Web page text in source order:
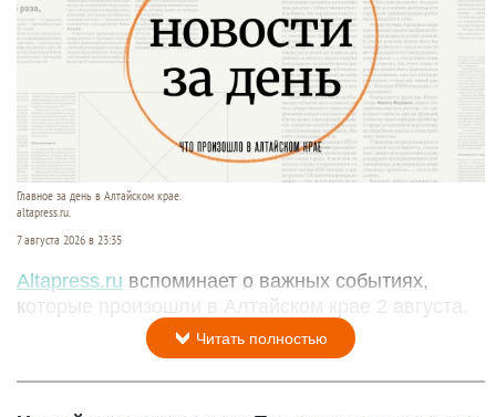
Главное за день в Алтайском крае.
altapress.ru.
7 августа 2026 в 23:35
Altapress.ru вспоминает о важных событиях,
которые произошли в Алтайском крае 2 августа.
Читать полностью